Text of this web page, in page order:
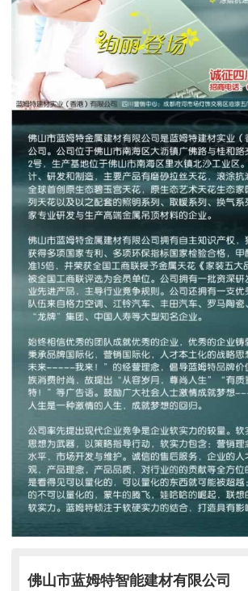
佛山市蓝姆特智能建材有限公司